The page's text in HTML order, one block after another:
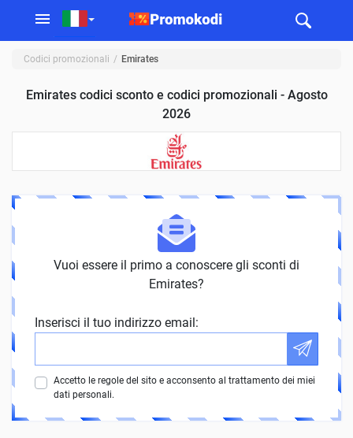
Codici promozionali Emirates
Emirates codici sconto e codici promozionali - Agosto
2026
Vuoi essere il primo a conoscere gli sconti di
Emirates?
Inserisci il tuo indirizzo email:
Accetto le regole del sito e acconsento al trattamento dei miei
dati personali.